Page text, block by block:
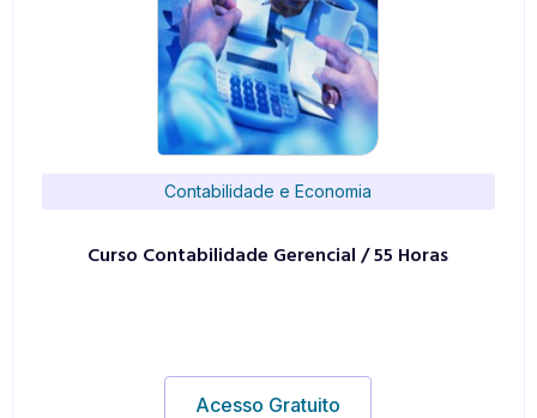
Contabilidade e Economia
Curso Contabilidade Gerencial / 55 Horas
Acesso Gratuito